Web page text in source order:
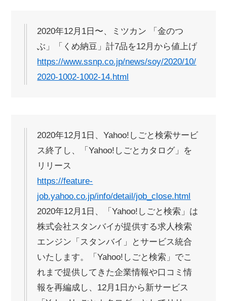
2020年12月1日〜、ミツカン 「金のつ
ぶ」「くめ納豆」計7品を12月から値上げ
https://www.ssnp.co.jp/news/soy/2020/10/
2020-1002-1002-14.html
2020年12月1日、Yahoo!しごと検索サービ
ス終了し、「Yahoo!しごとカタログ」を
リリース
https://feature-
job.yahoo.co.jp/info/detail/job_close.html
2020年12月1日、「Yahoo!しごと検索」は
株式会社スタンバイが提供する求人検索
エンジン「スタンバイ」とサービス統合
いたします。「Yahoo!しごと検索」でこ
れまで提供してきた企業情報や口コミ情
報を再編成し、12月1日から新サービス